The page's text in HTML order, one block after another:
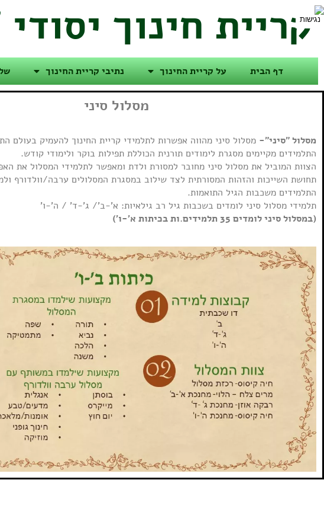
קריית חינוך
דף הבית על קריית החינוך נתיבי קריית החינוך
מסלול סיני
מסלול "סיני"- מסלול סיני מהווה אפשרות לתלמידי קריית החינוך להעמיק בעולם
התלמידים מקיימים מסגרת לימודים תורנית הכוללת תפילות בוקר ולימודי קודש.
הצוות המוביל את מסלול סיני מחובר למסורת ולדת ומאפשר לתלמידי המסלול את
תחושת השייכות והזהות המסורתית לצד שילוב במסגרת המסלולים ערבה/וולדורף
התלמידים משכבות הגיל התואמות.
תלמידי מסלול סיני לומדים בשכבות גיל רב גילאיות: א'-ב'/ ג'-ד' / ה'-ו'
(במסלול סיני לומדים 35 תלמידים.ות בכיתות א'-ו')